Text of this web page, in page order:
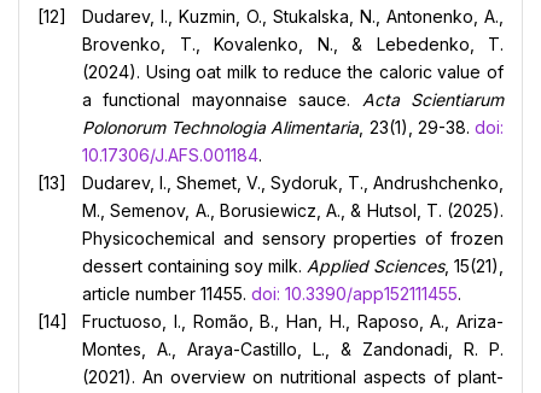
Dudarev, I., Kuzmin, O., Stukalska, N., Antonenko, A.,
Brovenko, T., Kovalenko, N., & Lebedenko, T.
(2024). Using oat milk to reduce the caloric value of
a functional mayonnaise sauce. Acta Scientiarum
Polonorum Technologia Alimentaria, 23(1), 29-38.doi:
10.17306/J.AFS.001184.
Dudarev, I., Shemet, V., Sydoruk, T., Andrushchenko,
M., Semenov, A., Borusiewicz, A., & Hutsol, T. (2025).
Physicochemical and sensory properties of frozen
dessert containing soy milk. Applied Sciences, 15(21),
article number 11455. doi: 10.3390/app152111455.
Fructuoso, I., Romão, B., Han, H., Raposo, A., Ariza-
Montes, A., Araya-Castillo, L., & Zandonadi, R. P.
(2021). An overview on nutritional aspects of plant-